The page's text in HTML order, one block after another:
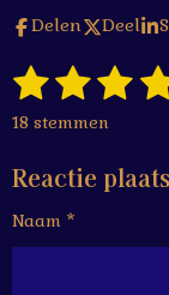
b
o
k
a
r
m
o
Delen Deel
R
a
t
n
:
4
1
s
t
e
r
2
s
e
r
3
s
e
r
4
e
r
18 stemmen
Reactie
Naam *